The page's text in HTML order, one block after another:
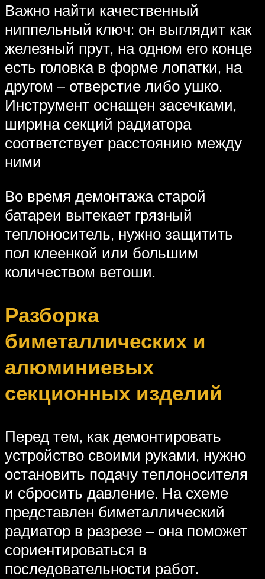
Важно найти качественный
ниппельный ключ: он выглядит как
железный прут, на одном его конце
есть головка в форме лопатки, на
другом – отверстие либо ушко.
Инструмент оснащен засечками,
ширина секций радиатора
соответствует расстоянию между
ними
Во время демонтажа старой
батареи вытекает грязный
теплоноситель, нужно защитить
пол клеенкой или большим
количеством ветоши.
Разборка
биметаллических и
алюминиевых
секционных изделий
Перед тем, как демонтировать
устройство своими руками, нужно
остановить подачу теплоносителя
и сбросить давление. На схеме
представлен биметаллический
радиатор в разрезе – она поможет
сориентироваться в
последовательности работ.